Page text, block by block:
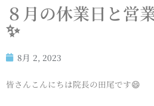
８月の休業日と営
✨
8月 2, 2023
皆さんこんにちは院長の田尾です😄